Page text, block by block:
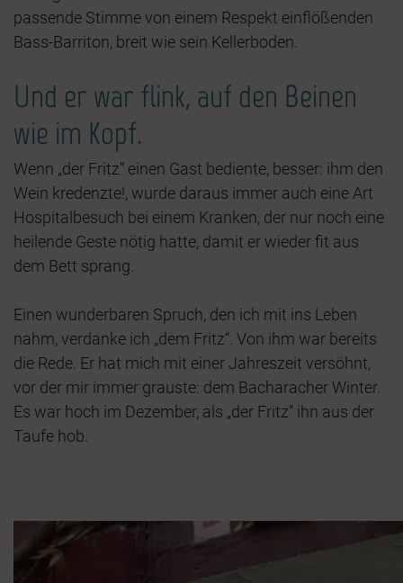
passende Stimme von einem Respekt einflößenden
Bass-Barriton, breit wie sein Kellerboden.
Und er war flink, auf den Beinen
wie im Kopf.
Wenn „der Fritz“ einen Gast bediente, besser: ihm den
Wein kredenzte!, wurde daraus immer auch eine Art
Hospitalbesuch bei einem Kranken, der nur noch eine
heilende Geste nötig hatte, damit er wieder fit aus
dem Bett sprang.
Einen wunderbaren Spruch, den ich mit ins Leben
nahm, verdanke ich „dem Fritz“. Von ihm war bereits
die Rede. Er hat mich mit einer Jahreszeit versöhnt,
vor der mir immer grauste: dem Bacharacher Winter.
Es war hoch im Dezember, als „der Fritz“ ihn aus der
Taufe hob.